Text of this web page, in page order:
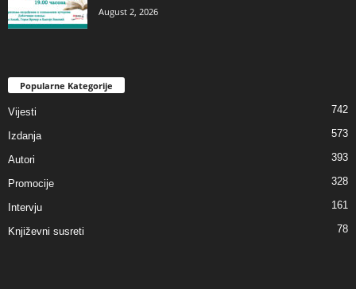
August 2, 2026
Popularne Kategorije
Vijesti 742
Izdanja 573
Autori 393
Promocije 328
Intervju 161
Književni susreti 78